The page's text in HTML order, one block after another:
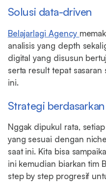
Solusi data-driven
Belajarlagi Agency
analisis yang depth
digital yang disusun
serta result tepat
ini.
Strategi
Nggak dipukul rata,
yang sesuai dengan
saat ini. Kita bisa
ini kemudian biarkan tim
step by step progresif